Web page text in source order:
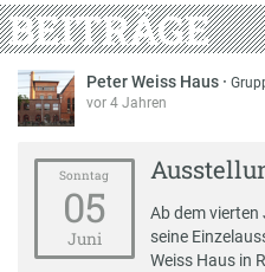
BEITRÄGE
Peter Weiss Haus ·
vor 4 Jahren
Sonntag
05
Juni
Ab dem
seine
Weiss Haus in